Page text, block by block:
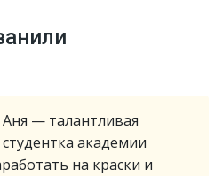
Аня — талантливая
студентка академии
на краски и